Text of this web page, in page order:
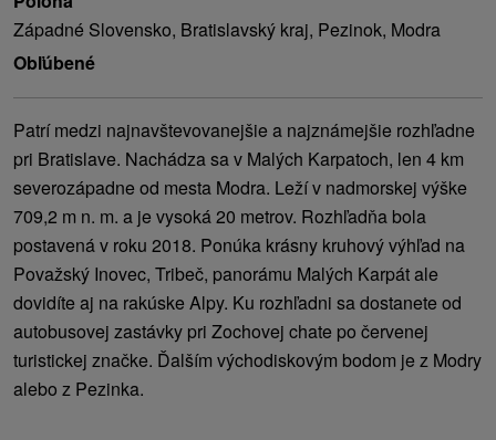
Západné Slovensko, Bratislavský kraj, Pezinok, Modra
Obľúbené
Patrí medzi najnavštevovanejšie a najznámejšie rozhľadne
pri Bratislave. Nachádza sa v Malých Karpatoch, len 4 km
severozápadne od mesta Modra. Leží v nadmorskej výške
709,2 m n. m. a je vysoká 20 metrov. Rozhľadňa bola
postavená v roku 2018. Ponúka krásny kruhový výhľad na
Považský Inovec, Tribeč, panorámu Malých Karpát ale
dovidíte aj na rakúske Alpy. Ku rozhľadni sa dostanete od
autobusovej zastávky pri Zochovej chate po červenej
turistickej značke. Ďalším východiskovým bodom je z Modry
alebo z Pezinka.